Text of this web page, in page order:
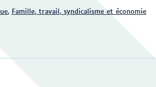
, Famille, travail, syndicalisme et économie